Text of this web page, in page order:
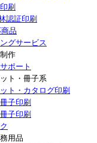
刷
認証印刷
品
グサービス
作
ポート
ト・冊子系
ト・カタログ印刷
子印刷
子印刷
用品